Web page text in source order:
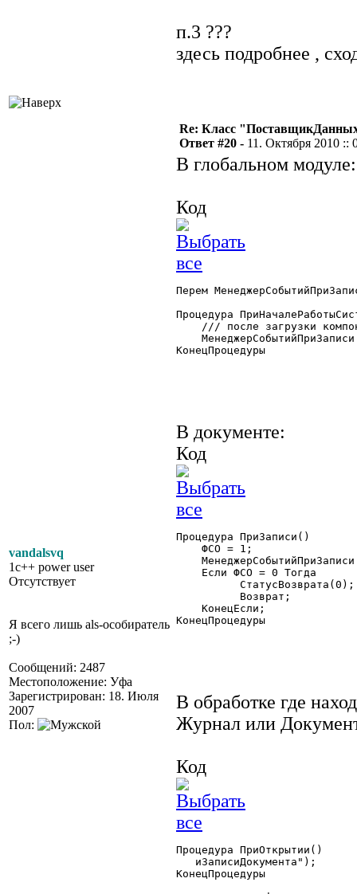
п.3 ???
здесь подробнее ,
vandalsvq
1c++ power user
Отсутствует
Я всего лишь als-особиратель
;-)
Сообщений: 2487
Местоположение: Уфа
Зарегистрирован: 18. Июля
2007
Пол:
Re: Класс
Ответ #20 - 11. Октября 2010 ::
В глобальном модуле:
Код
Перем
Процедура
/// после загрузки
КонецПроцедуры
В документе:
Код
Процедура ПриЗаписи()
ФСО = 1;
Если ФСО = 0 Тогда
КонецЕсли;
КонецПроцедуры
В обработке где
Журнал или
Код
Процедура ПриОткрытии()
иЗаписиДокумента");
КонецПроцедуры